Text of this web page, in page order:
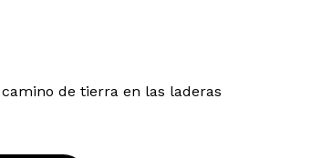
de tierra en las laderas